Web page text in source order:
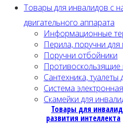
Товары для инвалидов с
двигательного аппарата
Информационные
Перила, поручни для
Поручни отбойники
Противоскользящие
Сантехника,
Система
Скамейки для
Товары для
развития интеллекта